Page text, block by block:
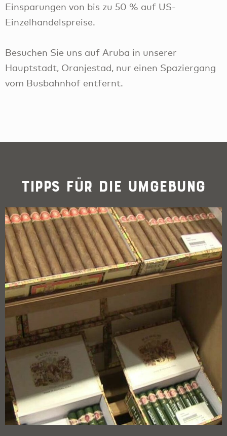
Einsparungen von bis zu 50 % auf US-
Einzelhandelspreise.
Besuchen Sie uns auf Aruba in unserer
Hauptstadt, Oranjestad, nur einen Spaziergang
vom Busbahnhof entfernt.
Tipps für die Umgebung